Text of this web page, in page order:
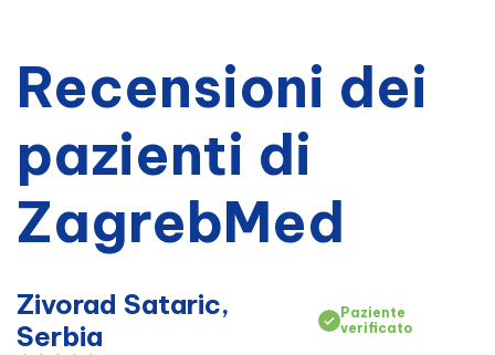
Recensioni dei
pazienti di
ZagrebMed
Zivorad Sataric,
Serbia
Paziente
verificato